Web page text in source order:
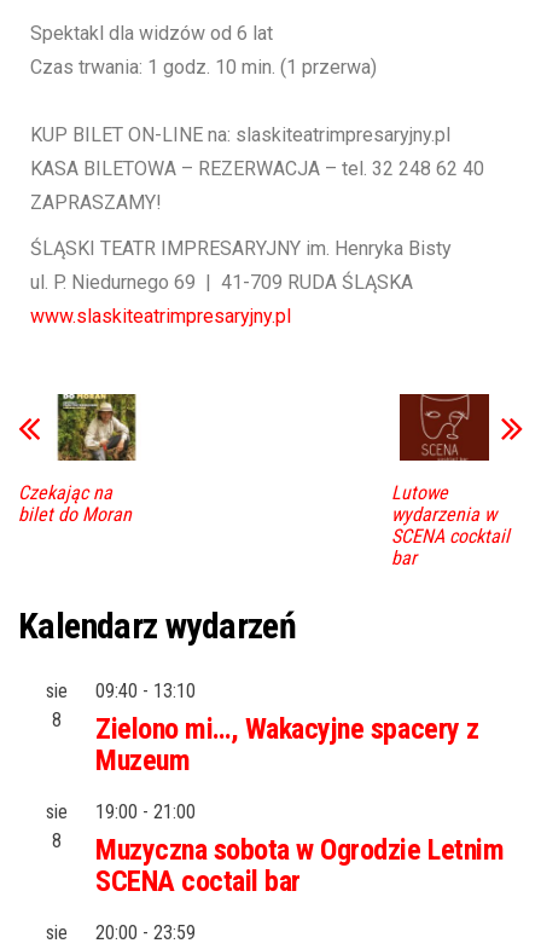
Spektakl dla widzów od 6 lat
Czas trwania: 1 godz. 10 min. (1 przerwa)
KUP BILET ON-LINE na: slaskiteatrimpresaryjny.pl
KASA BILETOWA – REZERWACJA – tel. 32 248 62 40
ZAPRASZAMY!
ŚLĄSKI TEATR IMPRESARYJNY im. Henryka Bisty
ul. P. Niedurnego 69 | 41-709 RUDA ŚLĄSKA
www.slaskiteatrimpresaryjny.pl
Czekając na
bilet do Moran
Lutowe
wydarzenia w
SCENA cocktail
bar
Kalendarz wydarzeń
sie
8
09:40 - 13:10
Zielono mi…, Wakacyjne spacery z
Muzeum
sie
8
19:00 - 21:00
Muzyczna sobota w Ogrodzie Letnim
SCENA coctail bar
sie
20:00 - 23:59